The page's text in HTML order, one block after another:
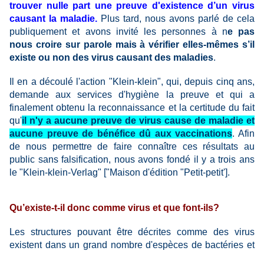
trouver nulle part une preuve d'existence d’un virus
causant la maladie. Plus tard, nous avons parlé de cela
publiquement et avons invité les personnes à ne pas
nous croire sur parole mais à vérifier elles-mêmes s’il
existe ou non des virus causant des maladies.
Il en a découlé l'action "Klein-klein", qui, depuis cinq ans,
demande aux services d'hygiène la preuve et qui a
finalement obtenu la reconnaissance et la certitude du fait
qu'il n'y a aucune preuve de virus cause de maladie et
aucune preuve de bénéfice dû aux vaccinations. Afin
de nous permettre de faire connaître ces résultats au
public sans falsification, nous avons fondé il y a trois ans
le "Klein-klein-Verlag" ["Maison d'édition "Petit-petit'].
Qu’existe-t-il donc comme virus et que font-ils?
Les structures pouvant être décrites comme des virus
existent dans un grand nombre d'espèces de bactéries et